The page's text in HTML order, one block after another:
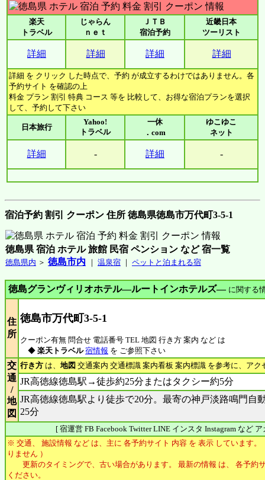
楽天
トラベル
じゃらん
ｎｅｔ
ＪＴＢ
宿泊予約
近畿日本
ツーリスト
詳細 詳細 詳細 詳細
詳細 を クリック した時点で、予約 が成立するわけではありません。各
予約サイト を確認の上
料金 プラン 割引 特典 コース 等を 比較して、お得な宿泊プランを選択
して、予約して下さい
日本旅行
Yahoo!
トラベル
一休
．com
ゆこゆこ
ネット
詳細 - 詳細 -
宿泊予約 割引 クーポン 住所 徳島県徳島市万代町3-5-1
徳島県 宿泊 ホテル 旅館 民宿 ペンション など 宿一覧
徳島県内 ＞ 徳島市内 ｜ 温泉宿 ｜ ペットと泊まれる宿
徳島グランヴィリオホテル―ルートインホテルズ― に関する
住
所
徳島市万代町3-5-1
クーポン有無 問合せ 電話番号 TEL 地図 行き方 案内 など は
◆ 楽天トラベル 宿情報 を ご参照下さい
交
通
/
地
図
行き方 は、 地図 交通案内 交通標識 案内看板 案内標識 を参考に、アク
JR高徳線徳島駅→徒歩約25分またはタクシー約5分
JR高徳線徳島駅より徒歩で20分。最寄の神戸淡路鳴門自
25分
[ 宿運営 FB Facebook Twitter LINE インスタ Instagram など
※ 交通、 施設情報 など は、主に 各予約サイト 内容 を 表示 しています。
りません ）
更新のタイミングで、古い場合があります。 最新の情報 は、 各予約
ください。